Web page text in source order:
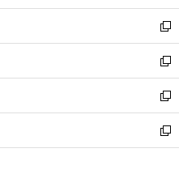
開
く
ウ
で
開
く
ン
ド
ウ
で
開
く
ウ
ィ
ン
ド
ウ
で
開
く
し
い
ウ
ィ
ン
ド
ウ
で
開
新
し
い
ウ
ィ
ン
ド
ウ
新
し
い
ウ
ィ
ン
新
し
い
ウ
新
し